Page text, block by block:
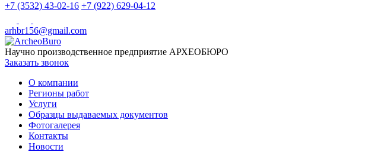
+7 (3532) 43-02-16 +7 (922) 629-04-12
arhbr156@gmail.com
Научно производственное предприятие АРХЕОБЮРО
Заказать звонок
О компании
Регионы работ
Услуги
Образцы выдаваемых документов
Фотогалерея
Контакты
Новости